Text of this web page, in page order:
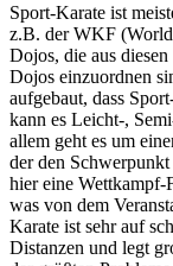
Sport-Karate ist
z.B. der WKF
Dojos, die aus
Dojos einzuordnen
aufgebaut, dass
kann es Leicht-,
allem geht es um
der den
hier eine
was von dem
Karate ist sehr auf
Distanzen und legt